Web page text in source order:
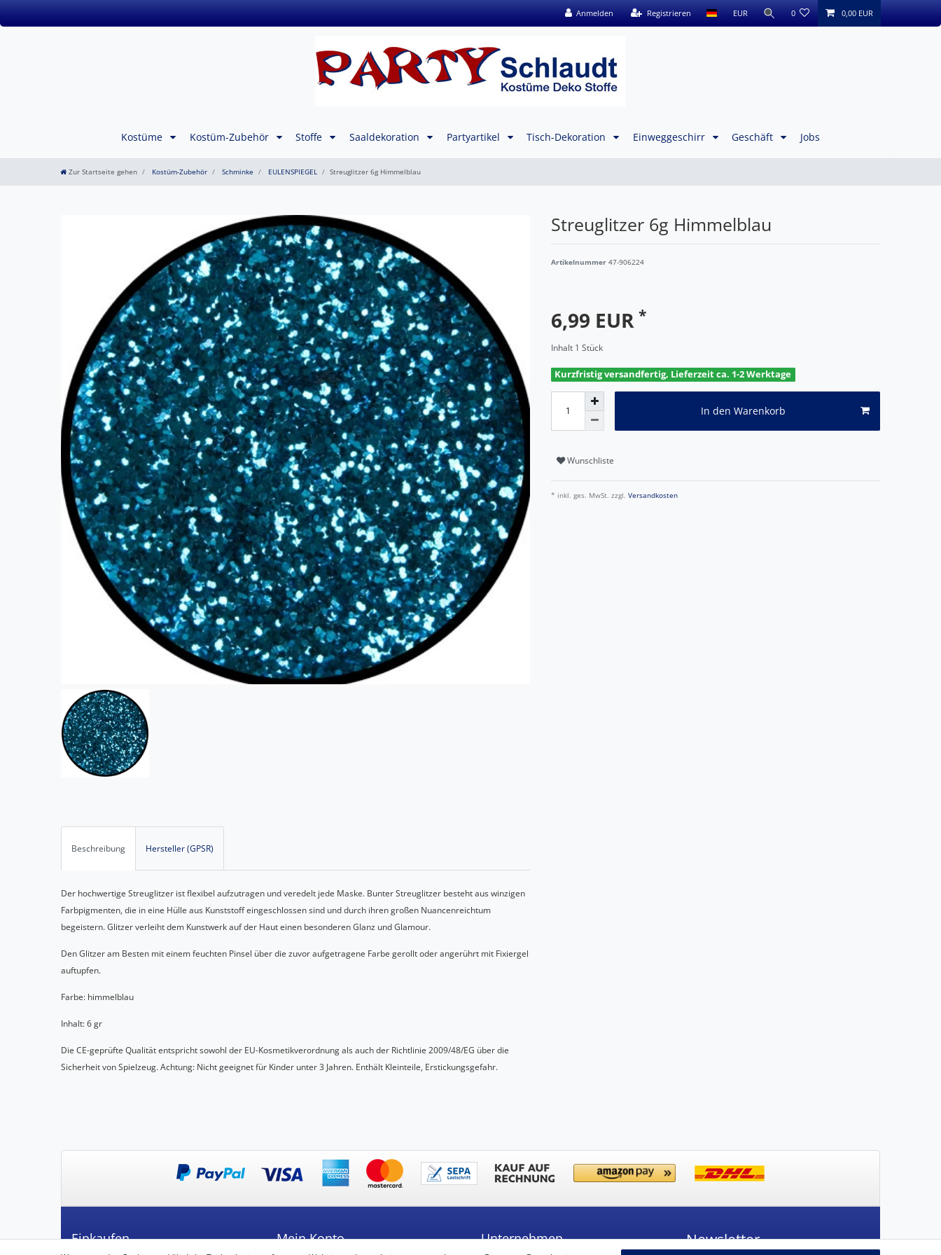
Anmelden Registrieren EUR 0 0,00 EUR
Kostüme Kostüm-Zubehör Stoffe Saaldekoration Partyartikel Tisch-Dekoration Einweggeschirr Geschäft Jobs
Zur Startseite gehen Kostüm-Zubehör Schminke EULENSPIEGEL Streuglitzer 6g Himmelblau
Streuglitzer 6g Himmelblau
Artikelnummer 47-906224
6,99 EUR *
Inhalt 1 Stück
Kurzfristig versandfertig, Lieferzeit ca. 1-2 Werktage
In den Warenkorb
Wunschliste
* inkl. ges. MwSt. zzgl. Versandkosten
Beschreibung Hersteller (GPSR)
Der hochwertige Streuglitzer ist flexibel aufzutragen und veredelt jede Maske. Bunter Streuglitzer besteht aus winzigen
Farbpigmenten, die in eine Hülle aus Kunststoff eingeschlossen sind und durch ihren großen Nuancenreichtum
begeistern. Glitzer verleiht dem Kunstwerk auf der Haut einen besonderen Glanz und Glamour.
Den Glitzer am Besten mit einem feuchten Pinsel über die zuvor aufgetragene Farbe gerollt oder angerührt mit Fixiergel
auftupfen.
Farbe: himmelblau
Inhalt: 6 gr
Die CE-geprüfte Qualität entspricht sowohl der EU-Kosmetikverordnung als auch der Richtlinie 2009/48/EG über die
Sicherheit von Spielzeug. Achtung: Nicht geeignet für Kinder unter 3 Jahren. Enthält Kleinteile, Erstickungsgefahr.
Einkaufen Mein Konto Unternehmen Newsletter